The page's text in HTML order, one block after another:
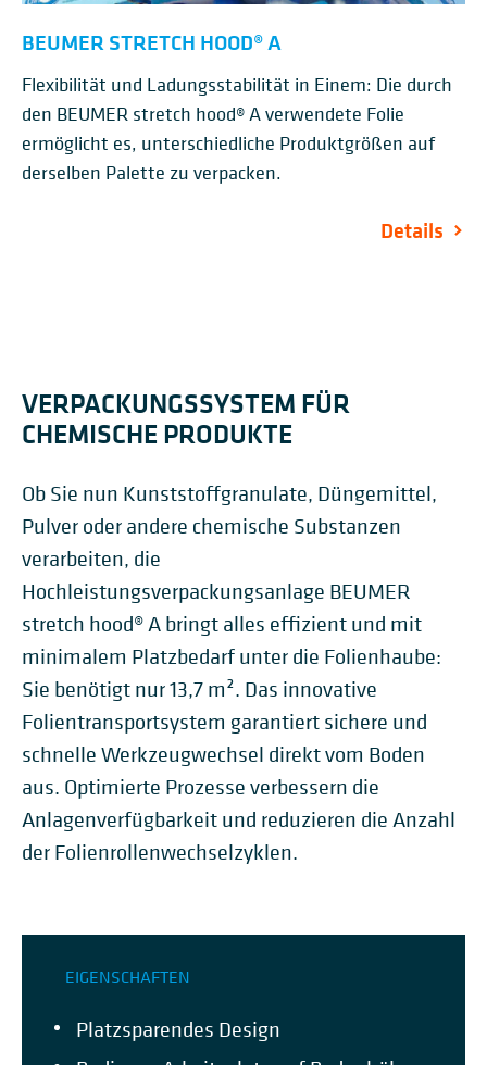
BEUMER STRETCH HOOD® A
Flexibilität und Ladungsstabilität in Einem: Die durch
den BEUMER stretch hood® A verwendete Folie
ermöglicht es, unterschiedliche Produktgrößen auf
derselben Palette zu verpacken.
Details
VERPACKUNGSSYSTEM FÜR
CHEMISCHE PRODUKTE
Ob Sie nun Kunststoffgranulate, Düngemittel,
Pulver oder andere chemische Substanzen
verarbeiten, die
Hochleistungsverpackungsanlage BEUMER
stretch hood® A bringt alles effizient und mit
minimalem Platzbedarf unter die Folienhaube:
Sie benötigt nur 13,7 m². Das innovative
Folientransportsystem garantiert sichere und
schnelle Werkzeugwechsel direkt vom Boden
aus. Optimierte Prozesse verbessern die
Anlagenverfügbarkeit und reduzieren die Anzahl
der Folienrollenwechselzyklen.
EIGENSCHAFTEN
Platzsparendes Design